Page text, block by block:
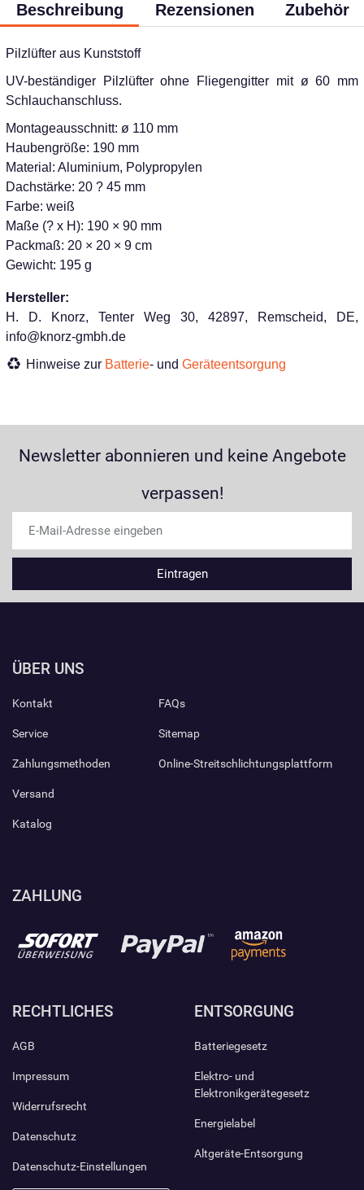
Beschreibung Rezensionen Zubehör
Pilzlüfter aus Kunststoff
UV-beständiger Pilzlüfter ohne Fliegengitter mit ø 60 mm
Schlauchanschluss.
Montageausschnitt: ø 110 mm
Haubengröße: 190 mm
Material: Aluminium, Polypropylen
Dachstärke: 20 ? 45 mm
Farbe: weiß
Maße (? x H): 190 × 90 mm
Packmaß: 20 × 20 × 9 cm
Gewicht: 195 g
Hersteller:
H. D. Knorz, Tenter Weg 30, 42897, Remscheid, DE,
info@knorz-gmbh.de
Hinweise zur Batterie- und Geräteentsorgung
Newsletter abonnieren und keine Angebote
verpassen!
ÜBER UNS
Kontakt
Service
Zahlungsmethoden
Versand
Katalog
FAQs
Sitemap
Online-Streitschlichtungsplattform
ZAHLUNG
RECHTLICHES
AGB
Impressum
Widerrufsrecht
Datenschutz
Datenschutz-Einstellungen
ENTSORGUNG
Batteriegesetz
Elektro- und
Elektronikgerätegesetz
Energielabel
Altgeräte-Entsorgung